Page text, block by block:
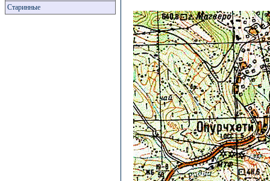
Старинные